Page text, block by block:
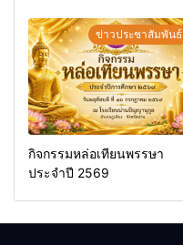
ข่าวประชาสัมพันธ์
กิจกรรมหล่อเทียนพรรษา
ประจำปี 2569